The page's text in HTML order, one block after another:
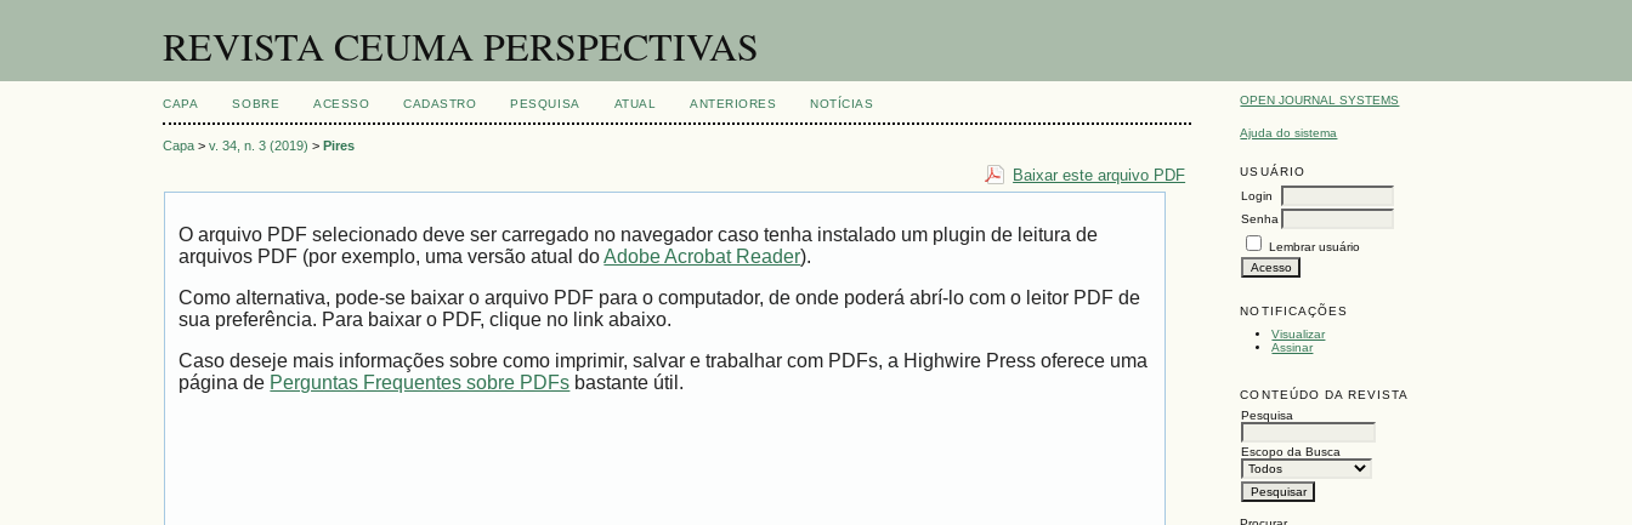
REVISTA CEUMA PERSPECTIVAS
OPEN JOURNAL SYSTEMS
Ajuda do sistema
USUÁRIO
Login
Senha
Lembrar usuário
NOTIFICAÇÕES
Visualizar
Assinar
CONTEÚDO DA REVISTA
Pesquisa
Escopo da Busca
CAPA SOBRE ACESSO CADASTRO PESQUISA ATUAL ANTERIORES NOTÍCIAS
Capa >v. 34, n. 3 (2019) >Pires
Baixar este arquivo PDF
O arquivo PDF selecionado deve ser carregado no navegador caso tenha instalado um plugin de leitura de
arquivos PDF (por exemplo, uma versão atual doAdobe Acrobat Reader).
Como alternativa, pode-se baixar o arquivo PDF para o computador, de onde poderá abrí-lo com o leitor PDF de
sua preferência. Para baixar o PDF, clique no link abaixo.
Caso deseje mais informações sobre como imprimir, salvar e trabalhar com PDFs, a Highwire Press oferece uma
página de Perguntas Frequentes sobre PDFs bastante útil.